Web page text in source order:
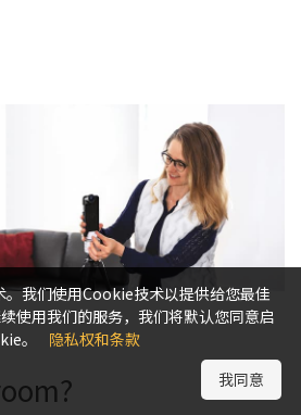
我们使用Cookie技术以提供给您最佳
使用我们的服务，我们将默认您同意启
。
隐私权和条款
我同意